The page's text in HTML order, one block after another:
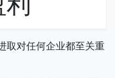
取对任何企业都至关重